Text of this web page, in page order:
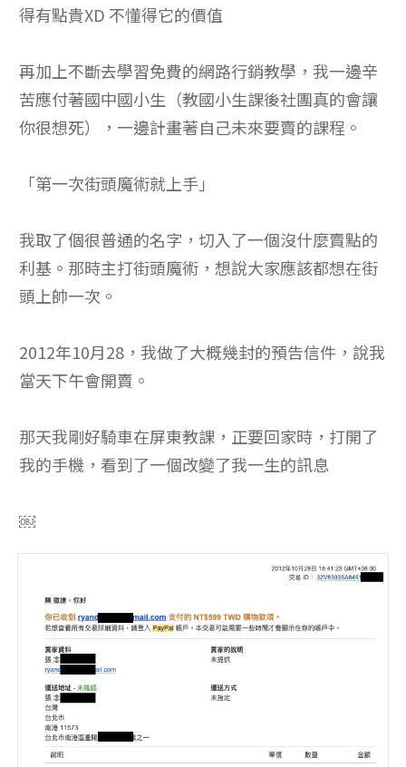
得有點貴XD 不懂得它的價值
再加上不斷去學習免費的網路行銷教學，我一邊辛
苦應付著國中國小生（教國小生課後社團真的會讓
你很想死），一邊計畫著自己未來要賣的課程。
「第一次街頭魔術就上手」
我取了個很普通的名字，切入了一個沒什麼賣點的
利基。那時主打街頭魔術，想說大家應該都想在街
頭上帥一次。
2012年10月28，我做了大概幾封的預告信件，說我
當天下午會開賣。
那天我剛好騎車在屏東教課，正要回家時，打開了
我的手機，看到了一個改變了我一生的訊息
￼